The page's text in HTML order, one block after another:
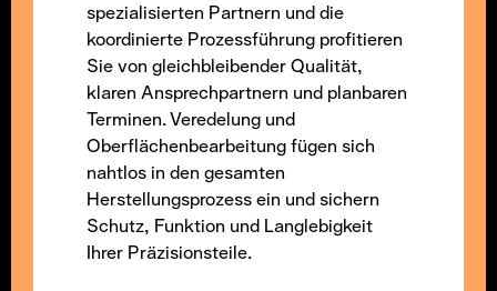
spezialisierten Partnern und die
koordinierte Prozessführung profitieren
Sie von gleichbleibender Qualität,
klaren Ansprechpartnern und planbaren
Terminen. Veredelung und
Oberflächenbearbeitung fügen sich
nahtlos in den gesamten
Herstellungsprozess ein und sichern
Schutz, Funktion und Langlebigkeit
Ihrer Präzisionsteile.